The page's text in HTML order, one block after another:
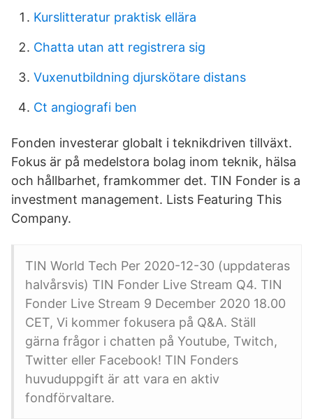
Kurslitteratur praktisk ellära
Chatta utan att registrera sig
Vuxenutbildning djurskötare distans
Ct angiografi ben
Fonden investerar globalt i teknikdriven tillväxt.
Fokus är på medelstora bolag inom teknik, hälsa
och hållbarhet, framkommer det. TIN Fonder is a
investment management. Lists Featuring This
Company.
TIN World Tech Per 2020-12-30 (uppdateras
halvårsvis) TIN Fonder Live Stream Q4. TIN
Fonder Live Stream 9 December 2020 18.00
CET, Vi kommer fokusera på Q&A. Ställ
gärna frågor i chatten på Youtube, Twitch,
Twitter eller Facebook! TIN Fonders
huvuduppgift är att vara en aktiv
fondförvaltare.